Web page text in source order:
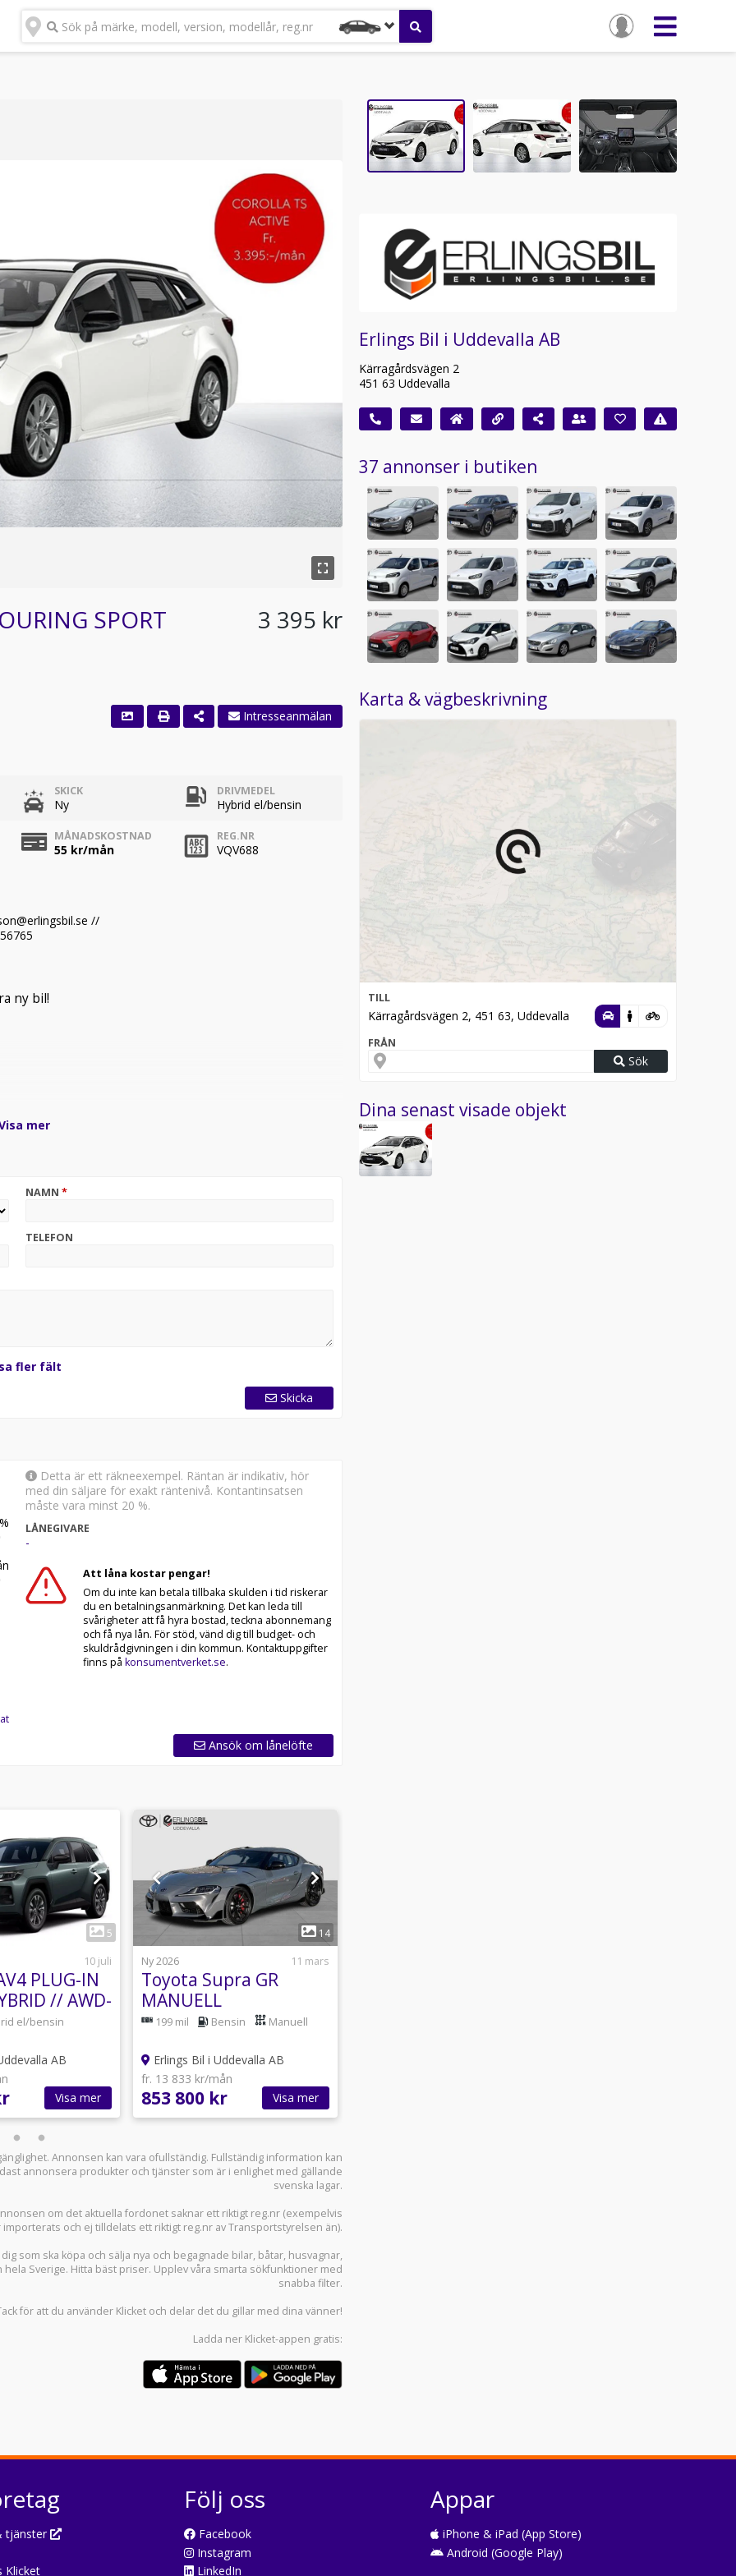
Sök på märke, modell, version, modellår, reg.nr
SPORT
3 395 kr
Intresseanmälan
SKICK
Ny
DRIVMEDEL
Hybrid el/bensin
MÅNADSKOSTNAD
55kr/mån
REG.NR
VQV688
//
ny bil!
mer
NAMN *
TELEFON
fler fält
Skicka
%
Detta är ett räkneexempel. Räntan är indikativ, hör
med din säljare för exakt räntenivå. Kontantinsatsen
måste vara minst 20 %.
LÅNEGIVARE
-
Att låna kostar pengar!
Om du inte kan betala tillbaka skulden i tid riskerar
du en betalningsanmärkning. Det kan leda till
svårigheter att få hyra bostad, teckna abonnemang
och få nya lån. För stöd, vänd dig till budget- och
skuldrådgivningen i din kommun. Kontaktuppgifter
finns på konsumentverket.se.
Ansök om lånelöfte
5
10 juli
PLUG-IN
// AWD-
el/bensin
AB
Visa mer
1
14
Ny 2026
11 mars
Toyota Supra GR
MANUELL
LIGHTWEIGHT EVO
199 mil Bensin Manuell
Erlings Bil i Uddevalla AB
fr. 13 833 kr/mån
853 800 kr Visa mer
Annonsen kan vara ofullständig. Fullständig information kan
annonsera produkter och tjänster som är i enlighet med gällande
svenska lagar.
om det aktuella fordonet saknar ett riktigt reg.nr (exempelvis
och ej tilldelats ett riktigt reg.nr av Transportstyrelsen än).
som ska köpa och sälja nya och begagnade bilar, båtar, husvagnar,
Sverige. Hitta bäst priser. Upplev våra smarta sökfunktioner med
snabba filter.
för att du använder Klicket och delar det du gillar med dina vänner!
Ladda ner Klicket-appen gratis:
Erlings Bil i Uddevalla AB
Kärragårdsvägen 2
451 63 Uddevalla
37 annonser i butiken
Karta & vägbeskrivning
TILL
Kärragårdsvägen 2, 451 63, Uddevalla
FRÅN
Sök
Dina senast visade objekt
tjänster
Klicket
Följ oss
Facebook
Instagram
LinkedIn
Appar
iPhone & iPad (App Store)
Android (Google Play)